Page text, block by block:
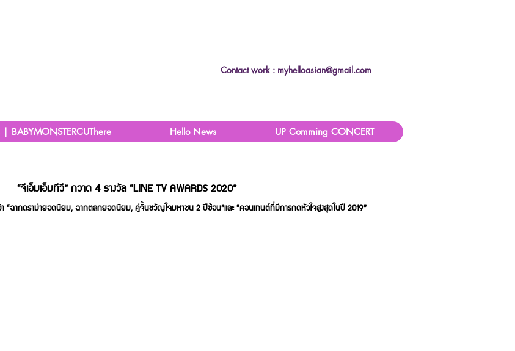
Contact work : myhelloasian@gmail.com
BABYMONSTERCUThere Hello News UP Comming CONCERT
งวัล “LINE TV AWARDS 2020”
ฉากดราม่ายอดนิยม, ฉากตลกยอดนิยม, คู่จิ้นขวัญใจมหาชน 2 ปีซ้อน”และ “คอนเทนต์ที่มีการกดหัวใจสูงสุดในปี 2019”